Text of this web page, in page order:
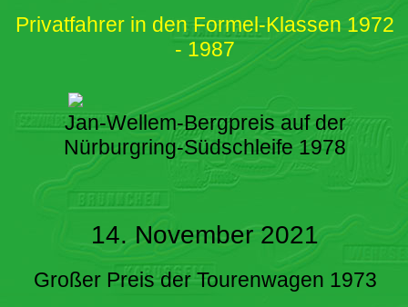
Privatfahrer in den Formel-Klassen 1972
- 1987
Jan-Wellem-Bergpreis auf der
Nürburgring-Südschleife 1978
14. November 2021
Großer Preis der Tourenwagen 1973